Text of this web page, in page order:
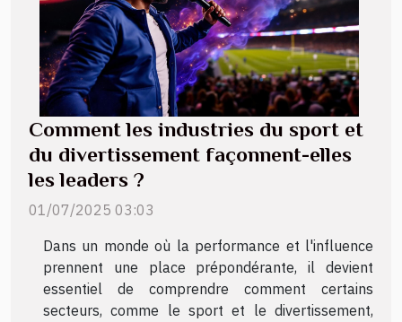
Comment les industries du sport et
du divertissement façonnent-elles
les leaders ?
01/07/2025 03:03
Dans un monde où la performance et l'influence
prennent une place prépondérante, il devient
essentiel de comprendre comment certains
secteurs, comme le sport et le divertissement,